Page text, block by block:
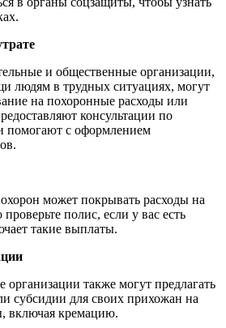
и общественные организации,
людям в трудных ситуациях, могут
на похоронные расходы или
консультации по
помогают с оформлением
может покрывать расходы на
полис, если у вас есть
такие выплаты.
организации также могут предлагать
субсидии для своих прихожан на
включая кремацию.